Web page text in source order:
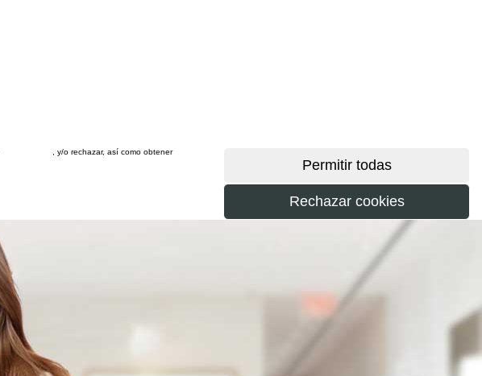
, y/o rechazar, así como obtener